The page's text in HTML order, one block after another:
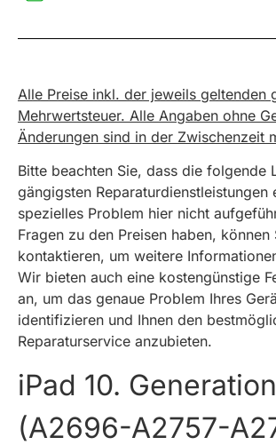
Alle Preise inkl. der jeweils geltenden
Mehrwertsteuer. Alle Angaben ohne
Änderungen sind in der Zwischenzeit
Bitte beachten Sie, dass die folgende
gängigsten Reparaturdienstleistungen
spezielles Problem hier nicht
Fragen zu den Preisen haben, können
kontaktieren, um weitere
Wir bieten auch eine kostengünstige
an, um das genaue Problem Ihres
identifizieren und Ihnen den
Reparaturservice anzubieten.
iPad 10.
(A2696-A2757-